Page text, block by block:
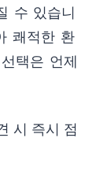
수 있습니
쾌적한 환
택은 언제
시 즉시 점